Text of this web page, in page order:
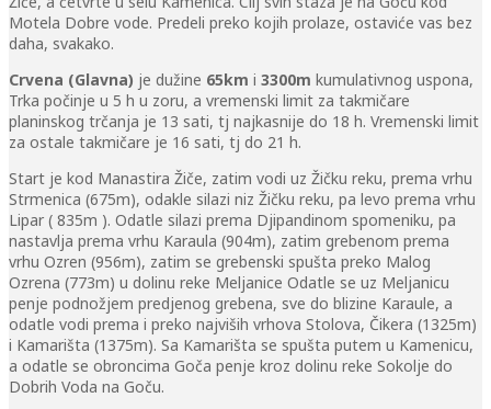
Motela Dobre vode. Predeli preko kojih prolaze, ostaviće vas bez
daha, svakako.
Crvena (Glavna) je dužine 65km i 3300m kumulativnog uspona,
Trka počinje u 5 h u zoru, a vremenski limit za takmičare
planinskog trčanja je 13 sati, tj najkasnije do 18 h. Vremenski limit
za ostale takmičare je 16 sati, tj do 21 h.
Start je kod Manastira Žiče, zatim vodi uz Žičku reku, prema vrhu
Strmenica (675m), odakle silazi niz Žičku reku, pa levo prema vrhu
Lipar ( 835m ). Odatle silazi prema Djipandinom spomeniku, pa
nastavlja prema vrhu Karaula (904m), zatim grebenom prema
vrhu Ozren (956m), zatim se grebenski spušta preko Malog
Ozrena (773m) u dolinu reke Meljanice Odatle se uz Meljanicu
penje podnožjem predjenog grebena, sve do blizine Karaule, a
odatle vodi prema i preko najviših vrhova Stolova, Čikera (1325m)
i Kamarišta (1375m). Sa Kamarišta se spušta putem u Kamenicu,
a odatle se obroncima Goča penje kroz dolinu reke Sokolje do
Dobrih Voda na Goču.